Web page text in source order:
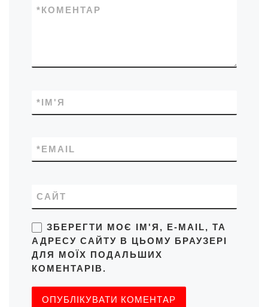
КОМЕНТАР
*
ІМ'Я
*
EMAIL
*
САЙТ
ЗБЕРЕГТИ МОЄ ІМ'Я, E-MAIL, ТА
АДРЕСУ САЙТУ В ЦЬОМУ БРАУЗЕРІ
ДЛЯ МОЇХ ПОДАЛЬШИХ
КОМЕНТАРІВ.